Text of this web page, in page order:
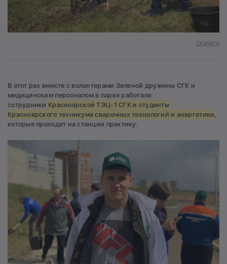
Скачать
В этот раз вместе с волонтерами Зеленой дружины СГК и
медицинским персоналом в парке работали
сотрудники Красноярской ТЭЦ-1 СГК и студенты
Красноярского техникума сварочных технологий и энергетики
которые проходят на станции практику.